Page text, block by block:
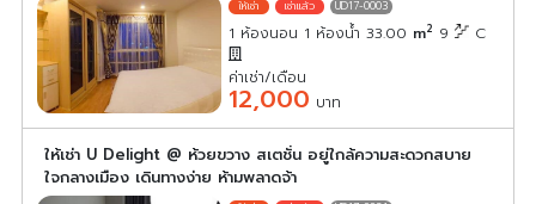
UD17-0003
1 ห้องนอน 1 ห้องน้ำ 33.00 m2 9 C
ค่าเช่า/เดือน
12,000 บาท
ให้เช่า U Delight @ ห้วยขวาง สเตชั่น อยู่ใกล้ความสะดวกสบาย
ใจกลางเมือง เดินทางง่าย ห้ามพลาดจ้า